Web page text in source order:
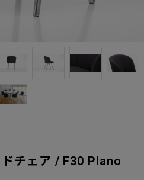
チェア / F30 Plano